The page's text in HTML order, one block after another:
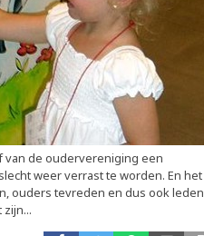
van de oudervereniging een
weer verrast te worden. En het
ouders tevreden en dus ook leden